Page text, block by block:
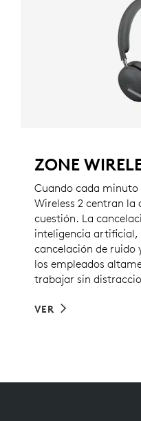
ZONE
Cuando cada minuto
Wireless 2 centran la
cuestión. La
inteligencia artificial,
cancelación de ruido
los empleados
trabajar sin
VER